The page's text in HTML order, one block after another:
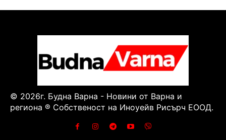
© 2026г. Будна Варна - Новини от Варна и
региона ® Собственост на Иноуейв Рисърч ЕООД.